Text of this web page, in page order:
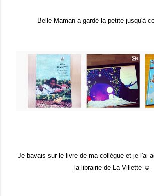
Belle-Maman a gardé la petite jusqu'à
Je bavais sur le livre de ma collègue et je l'ai
la librairie de La Villette ☺